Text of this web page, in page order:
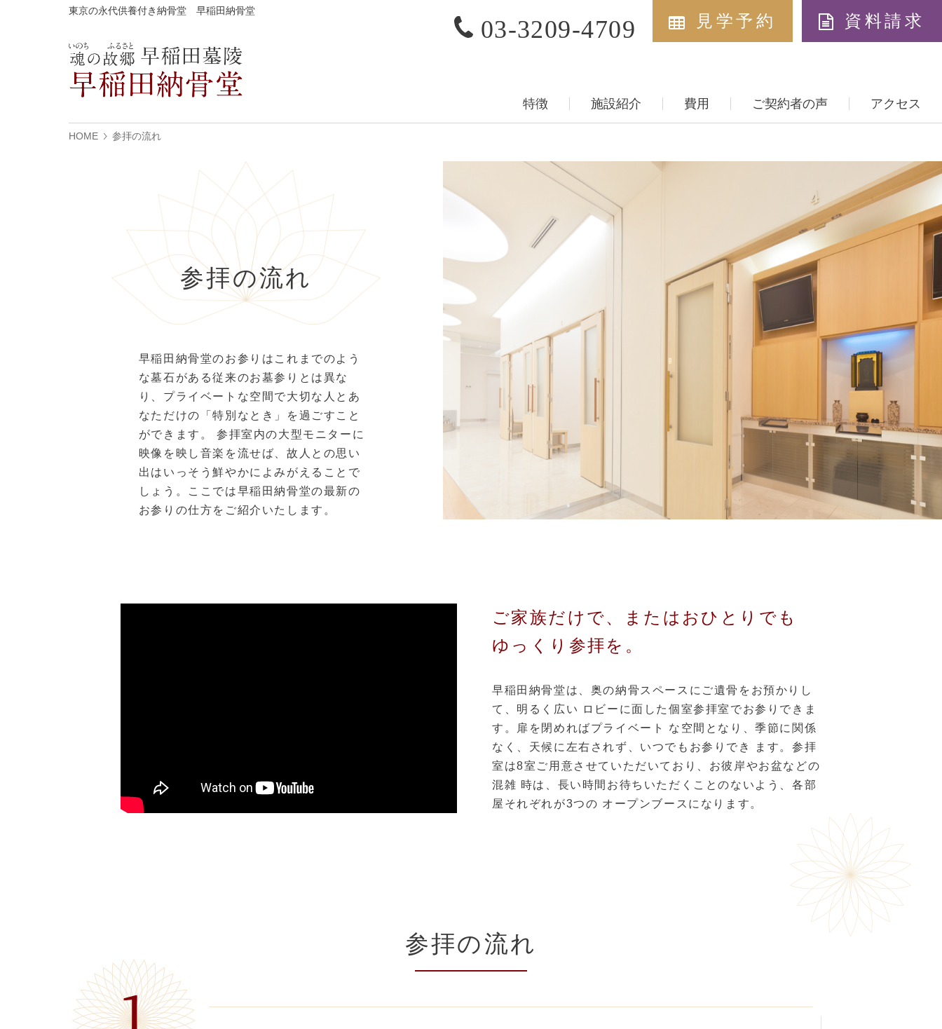
東京の永代供養付き納骨堂 早稲田納骨堂
03-3209-4709 見学予約 資料請求
特徴 施設紹介 費用 ご契約者の声 アクセス
HOME 参拝の流れ
参拝の流れ
早稲田納骨堂のお参りはこれまでのよう
な墓石がある従来のお墓参りとは異な
り、プライベートな空間で大切な人とあ
なただけの「特別なとき」を過ごすこと
ができます。 参拝室内の大型モニターに
映像を映し音楽を流せば、故人との思い
出はいっそう鮮やかによみがえることで
しょう。ここでは早稲田納骨堂の最新の
お参りの仕方をご紹介いたします。
ご家族だけで、
またはおひとりでも
ゆっくり参拝を。
早稲田納骨堂は、奥の納骨スペースにご遺骨をお預かりし
て、明るく広い ロビーに面した個室参拝室でお参りできま
す。扉を閉めればプライベート な空間となり、季節に関係
なく、天候に左右されず、いつでもお参りでき ます。参拝
室は8室ご用意させていただいており、お彼岸やお盆などの
混雑 時は、長い時間お待ちいただくことのないよう、各部
屋それぞれが3つの オープンブースになります。
参拝の流れ